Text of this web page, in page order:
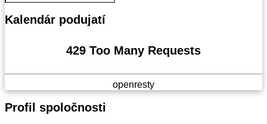
Kalendár podujatí
429 Too Many Requests
openresty
Profil spoločnosti